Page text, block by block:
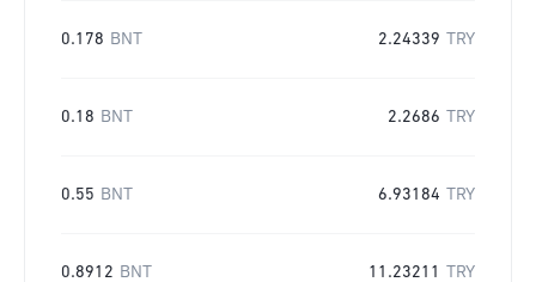
0.178 BNT 2.24339 TRY
0.18 BNT 2.2686 TRY
0.55 BNT 6.93184 TRY
0.8912 BNT 11.23211 TRY